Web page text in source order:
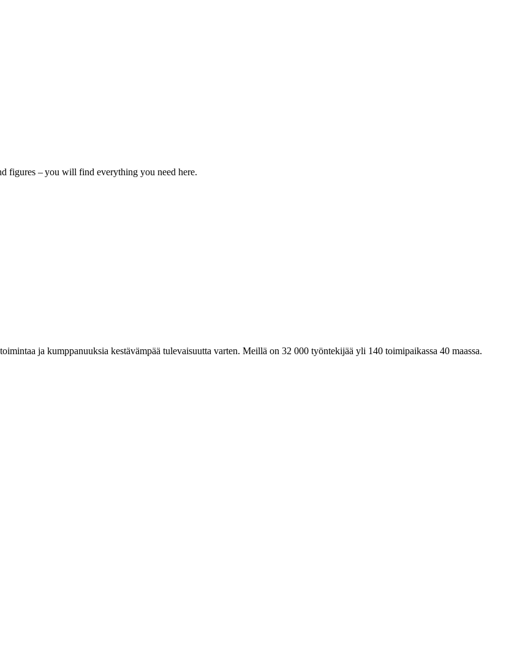
figures – you will find everything you need here.
ja kumppanuuksia kestävämpää tulevaisuutta varten. Meillä on 32 000 työntekijää yli 140 toimipaikassa 40 maassa.